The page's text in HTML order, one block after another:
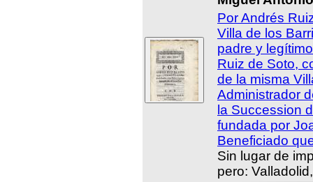
Por Andrés
Villa de los
padre y
Ruiz de Soto,
de la misma
Administrador
la Succession
fundada por
Beneficiado
Sin lugar de
pero: